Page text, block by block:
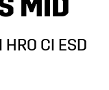
MID
HRO CI ESD